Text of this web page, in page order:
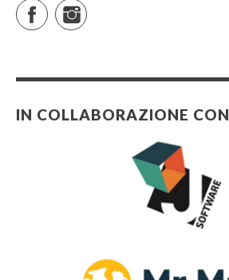
FacebookInstagram
IN COLLABORAZIONE CON